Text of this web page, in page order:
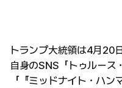
トランプ大統領は4月20
自身のSNS「トゥルース
「『ミッドナイト・ハン